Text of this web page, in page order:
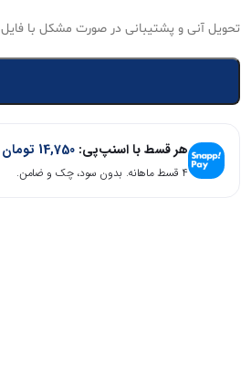
تحویل آنی و پشتیبانی در صورت مشکل با فایل
هر قسط با اسنپ‌پی: 14,750 تومان
۴ قسط ماهانه. بدون سود، چک و ضامن.